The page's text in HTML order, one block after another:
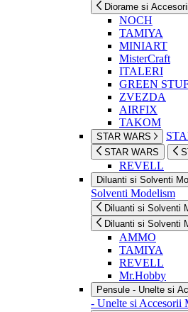
Diorame si
NOCH
TAMIYA
MINIART
MisterCraft
ITALERI
GREEN
ZVEZDA
AIRFIX
TAKOM
STAR WARS
STAR WARS
REVELL
Diluanti si Solventi
Solventi Modelism
Diluanti si Solventi
Diluanti si Solventi
AMMO
TAMIYA
REVELL
Mr.Hobby
Pensule - Unelte si
- Unelte si Accesorii